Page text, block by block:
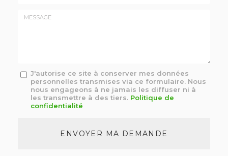
Message
J'autorise ce site à conserver mes données
personnelles transmises via ce formulaire. Nous
nous engageons à ne jamais les diffuser ni à
les transmettre à des tiers. Politique de
confidentialité
ENVOYER MA DEMANDE